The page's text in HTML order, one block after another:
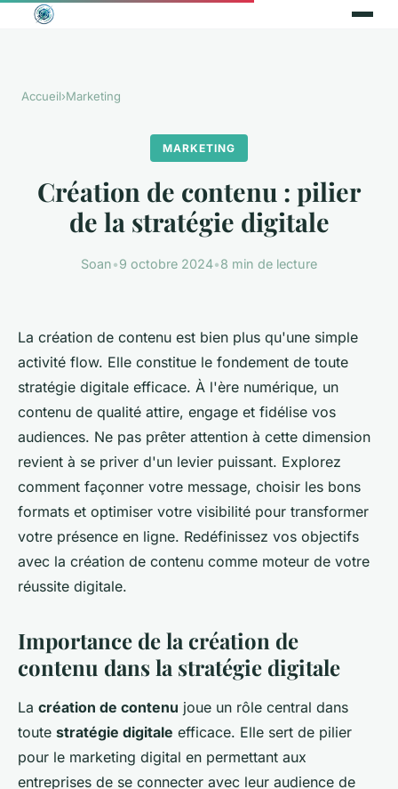
Accueil›Marketing
MARKETING
Création de contenu : pilier
de la stratégie digitale
Soan•9 octobre 2024•8 min de lecture
La création de contenu est bien plus qu'une simple
activité flow. Elle constitue le fondement de toute
stratégie digitale efficace. À l'ère numérique, un
contenu de qualité attire, engage et fidélise vos
audiences. Ne pas prêter attention à cette dimension
revient à se priver d'un levier puissant. Explorez
comment façonner votre message, choisir les bons
formats et optimiser votre visibilité pour transformer
votre présence en ligne. Redéfinissez vos objectifs
avec la création de contenu comme moteur de votre
réussite digitale.
Importance de la création de
contenu dans la stratégie digitale
La création de contenu joue un rôle central dans
toute stratégie digitale efficace. Elle sert de pilier
pour le marketing digital en permettant aux
entreprises de se connecter avec leur audience de